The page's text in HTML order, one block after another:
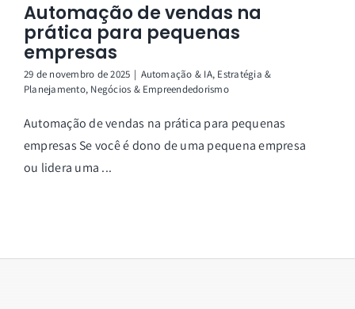
Automação de vendas na
prática para pequenas
empresas
29 de novembro de 2025 | Automação & IA, Estratégia &
Planejamento, Negócios & Empreendedorismo
Automação de vendas na prática para pequenas
empresas Se você é dono de uma pequena empresa
ou lidera uma ...